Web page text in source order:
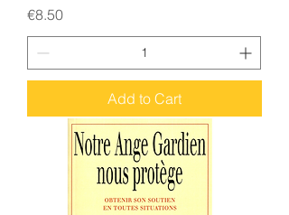
Price
€8.50
Add to Cart